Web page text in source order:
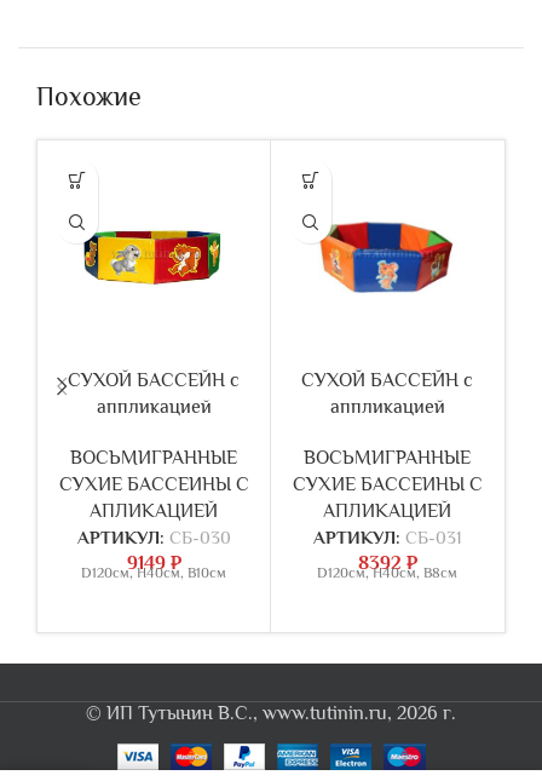
Похожие
СУХОЙ БАССЕЙН с
аппликацией
ВОСЬМИГРАННЫЕ
СУХИЕ БАССЕИНЫ C
АПЛИКАЦИЕЙ
АРТИКУЛ: СБ-030
9149 ₽
D120см, Н40см, В10см
СУХОЙ БАССЕЙН с
аппликацией
ВОСЬМИГРАННЫЕ
СУХИЕ БАССЕИНЫ C
АПЛИКАЦИЕЙ
АРТИКУЛ: СБ-031
8392 ₽
D120см, Н40см, В8см
© ИП Тутынин В.С., www.tutinin.ru, 2026 г.